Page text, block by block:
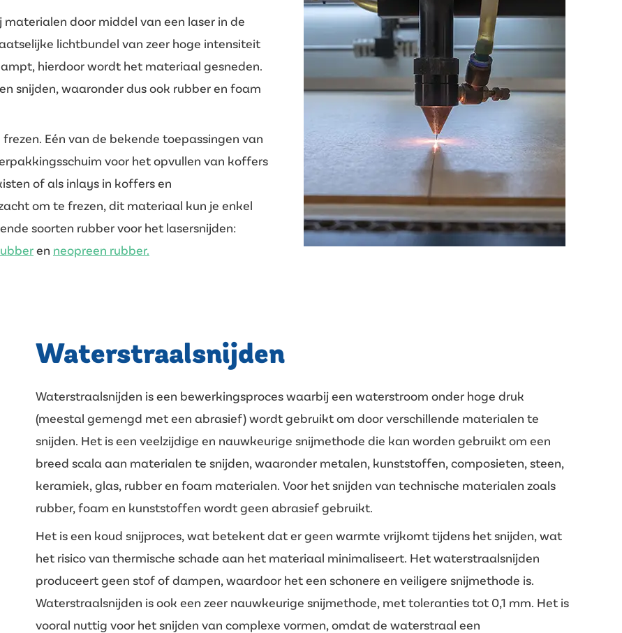
door middel van een laser in de
lichtbundel van zeer hoge intensiteit
hierdoor wordt het materiaal gesneden.
snijden, waaronder dus ook rubber en foam
Eén van de bekende toepassingen van
voor het opvullen van koffers
of als inlays in koffers en
om te frezen, dit materiaal kun je enkel
soorten rubber voor het lasersnijden:
en neopreen rubber.
Waterstraalsnijden
Waterstraalsnijden is een bewerkingsproces waarbij een waterstroom onder hoge druk
(meestal gemengd met een abrasief) wordt gebruikt om door verschillende materialen te
snijden. Het is een veelzijdige en nauwkeurige snijmethode die kan worden gebruikt om een
breed scala aan materialen te snijden, waaronder metalen, kunststoffen, composieten, steen,
keramiek, glas, rubber en foam materialen. Voor het snijden van technische materialen zoals
rubber, foam en kunststoffen wordt geen abrasief gebruikt.
Het is een koud snijproces, wat betekent dat er geen warmte vrijkomt tijdens het snijden, wat
het risico van thermische schade aan het materiaal minimaliseert. Het waterstraalsnijden
produceert geen stof of dampen, waardoor het een schonere en veiligere snijmethode is.
Waterstraalsnijden is ook een zeer nauwkeurige snijmethode, met toleranties tot 0,1 mm. Het is
vooral nuttig voor het snijden van complexe vormen, omdat de waterstraal een